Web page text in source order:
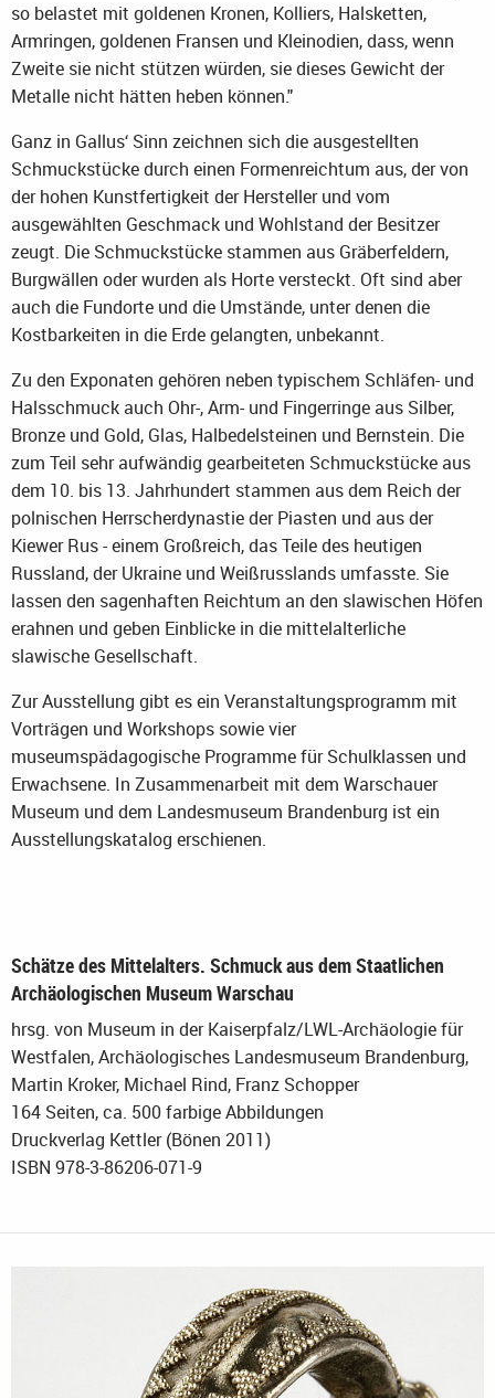
so belastet mit goldenen Kronen, Kolliers, Halsketten,
Armringen, goldenen Fransen und Kleinodien, dass, wenn
Zweite sie nicht stützen würden, sie dieses Gewicht der
Metalle nicht hätten heben können."
Ganz in Gallus‘ Sinn zeichnen sich die ausgestellten
Schmuckstücke durch einen Formenreichtum aus, der von
der hohen Kunstfertigkeit der Hersteller und vom
ausgewählten Geschmack und Wohlstand der Besitzer
zeugt. Die Schmuckstücke stammen aus Gräberfeldern,
Burgwällen oder wurden als Horte versteckt. Oft sind aber
auch die Fundorte und die Umstände, unter denen die
Kostbarkeiten in die Erde gelangten, unbekannt.
Zu den Exponaten gehören neben typischem Schläfen- und
Halsschmuck auch Ohr-, Arm- und Fingerringe aus Silber,
Bronze und Gold, Glas, Halbedelsteinen und Bernstein. Die
zum Teil sehr aufwändig gearbeiteten Schmuckstücke aus
dem 10. bis 13. Jahrhundert stammen aus dem Reich der
polnischen Herrscherdynastie der Piasten und aus der
Kiewer Rus - einem Großreich, das Teile des heutigen
Russland, der Ukraine und Weißrusslands umfasste. Sie
lassen den sagenhaften Reichtum an den slawischen Höfen
erahnen und geben Einblicke in die mittelalterliche
slawische Gesellschaft.
Zur Ausstellung gibt es ein Veranstaltungsprogramm mit
Vorträgen und Workshops sowie vier
museumspädagogische Programme für Schulklassen und
Erwachsene. In Zusammenarbeit mit dem Warschauer
Museum und dem Landesmuseum Brandenburg ist ein
Ausstellungskatalog erschienen.
Schätze des Mittelalters. Schmuck aus dem Staatlichen
Archäologischen Museum Warschau
hrsg. von Museum in der Kaiserpfalz/LWL-Archäologie für
Westfalen, Archäologisches Landesmuseum Brandenburg,
Martin Kroker, Michael Rind, Franz Schopper
164 Seiten, ca. 500 farbige Abbildungen
Druckverlag Kettler (Bönen 2011)
ISBN 978-3-86206-071-9